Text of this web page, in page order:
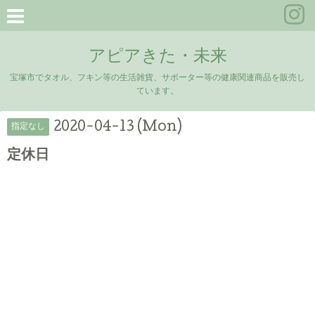
アピアきた・未来
宝塚市でタオル、フキン等の生活雑貨、サポーター等の健康関連商品を販売し
ています。
指定なし 2020-04-13 (Mon)
定休日